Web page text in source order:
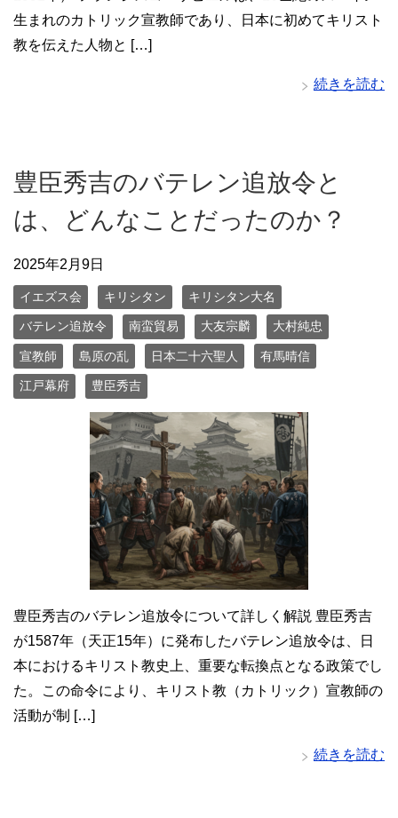
生まれのカトリック宣教師であり、日本に初めてキリスト
教を伝えた人物と […]
続きを読む
豊臣秀吉のバテレン追放令と
は、どんなことだったのか？
2025年2月9日
イエズス会 キリシタン キリシタン大名
バテレン追放令 南蛮貿易 大友宗麟 大村純忠
宣教師 島原の乱 日本二十六聖人 有馬晴信
江戸幕府 豊臣秀吉
豊臣秀吉のバテレン追放令について詳しく解説 豊臣秀吉
が1587年（天正15年）に発布したバテレン追放令は、日
本におけるキリスト教史上、重要な転換点となる政策でし
た。この命令により、キリスト教（カトリック）宣教師の
活動が制 […]
続きを読む